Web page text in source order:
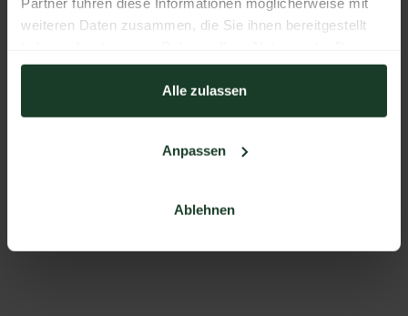
weiteren Daten zusammen, die Sie ihnen bereitgestellt
gesammelt haben.
Alle zulassen
Anpassen
Ablehnen